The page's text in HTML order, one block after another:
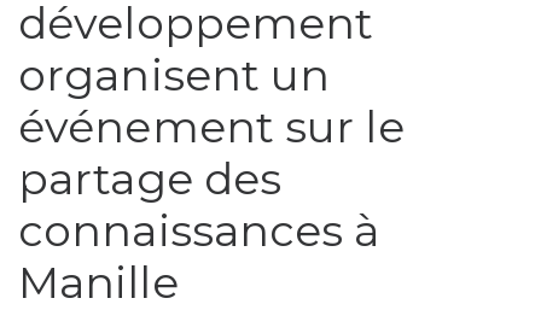
développement
organisent un
événement sur le
partage des
connaissances à
Manille